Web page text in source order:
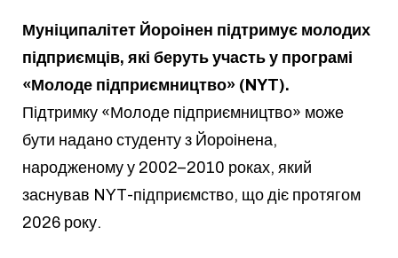
Муніципалітет Йороінен підтримує молодих
підприємців, які беруть участь у програмі
«Молоде підприємництво» (NYT).
Підтримку «Молоде підприємництво» може
бути надано студенту з Йороінена,
народженому у 2002–2010 роках, який
заснував NYT-підприємство, що діє протягом
2026 року.